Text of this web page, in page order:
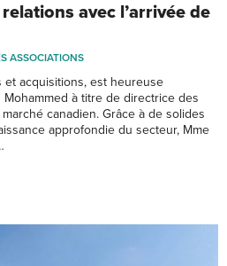
avec l’arrivée de
ASSOCIATIONS
et acquisitions, est heureuse
Mohammed à titre de directrice des
canadien. Grâce à de solides
approfondie du secteur, Mme